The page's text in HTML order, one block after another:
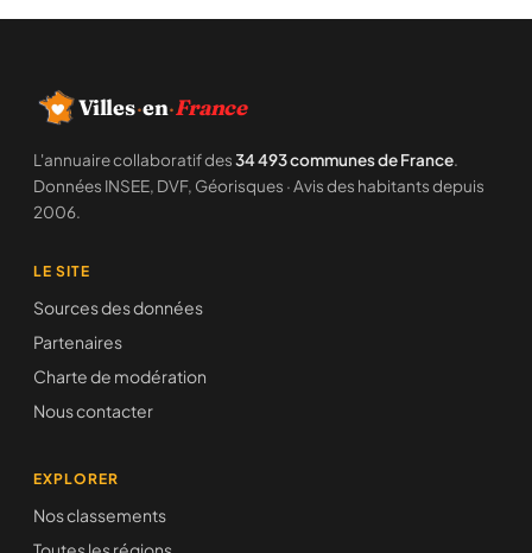
Villes·en·France
L'annuaire collaboratif des34 493 communes de France.
Données INSEE, DVF, Géorisques · Avis des habitants depuis
2006.
LE SITE
Sources des données
Partenaires
Charte de modération
Nous contacter
EXPLORER
Nos classements